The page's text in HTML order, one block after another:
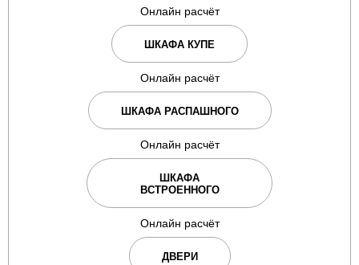
Онлайн расчёт
ШКАФА КУПЕ
Онлайн расчёт
ШКАФА РАСПАШНОГО
Онлайн расчёт
ШКАФА
ВСТРОЕННОГО
Онлайн расчёт
ДВЕРИ